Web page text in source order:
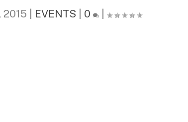
2015 EVENTS 0 |